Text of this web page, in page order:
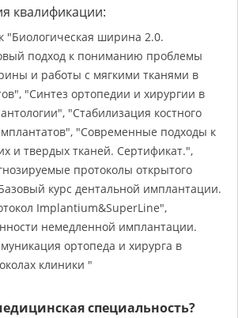
квалификации:
"Биологическая ширина 2.0.
подход к пониманию проблемы
и работы с мягкими тканями в
"Синтез ортопедии и хирургии в
"Стабилизация костного
"Современные подходы к
и твердых тканей. Сертификат.",
протоколы открытого
курс дентальной имплантации.
Implantium&SuperLine",
немедленной имплантации.
ортопеда и хирурга в
клиники "
специальность?